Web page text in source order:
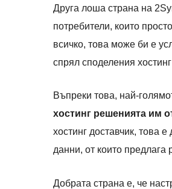
Друга лоша страна на
потребители, които
всичко, това може би е
спрял споделения
Въпреки това, най-
хостинг решенията им
хостинг доставчик, това
данни, от които предлага
Добрата страна е, че